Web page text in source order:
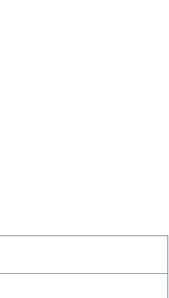
方を徹底解説
ラリーマン【2025年10